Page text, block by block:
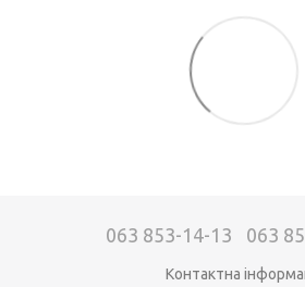
063 853-14-13 063
Контактна